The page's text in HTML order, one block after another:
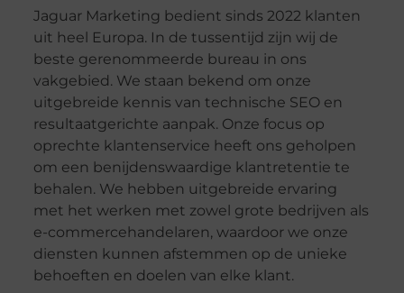
Jaguar Marketing bedient sinds 2022 klanten
uit heel Europa. In de tussentijd zijn wij de
beste gerenommeerde bureau in ons
vakgebied. We staan ​​bekend om onze
uitgebreide kennis van technische SEO en
resultaatgerichte aanpak. Onze focus op
oprechte klantenservice heeft ons geholpen
om een ​​benijdenswaardige klantretentie te
behalen. We hebben uitgebreide ervaring
met het werken met zowel grote bedrijven als
e-commercehandelaren, waardoor we onze
diensten kunnen afstemmen op de unieke
behoeften en doelen van elke klant.